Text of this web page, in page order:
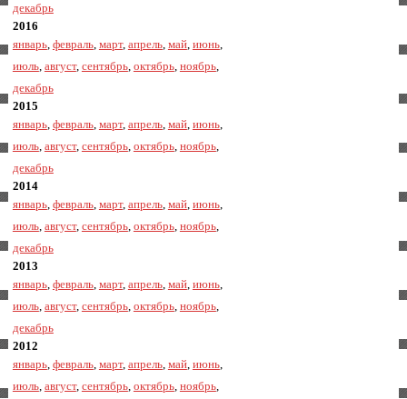
декабрь
2016
январь, февраль, март, апрель, май, июнь,
июль, август, сентябрь, октябрь, ноябрь,
декабрь
2015
январь, февраль, март, апрель, май, июнь,
июль, август, сентябрь, октябрь, ноябрь,
декабрь
2014
январь, февраль, март, апрель, май, июнь,
июль, август, сентябрь, октябрь, ноябрь,
декабрь
2013
январь, февраль, март, апрель, май, июнь,
июль, август, сентябрь, октябрь, ноябрь,
декабрь
2012
январь, февраль, март, апрель, май, июнь,
июль, август, сентябрь, октябрь, ноябрь,